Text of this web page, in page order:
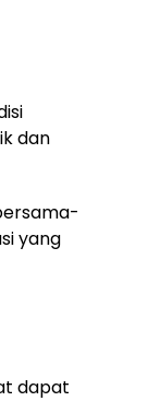
dan
yang
dapat